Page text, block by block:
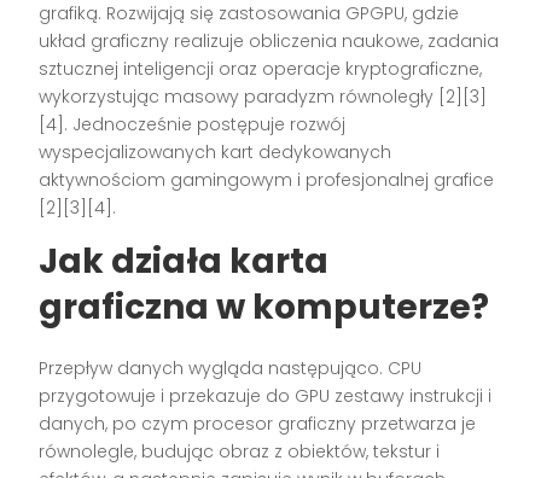
grafiką. Rozwijają się zastosowania GPGPU, gdzie
układ graficzny realizuje obliczenia naukowe, zadania
sztucznej inteligencji oraz operacje kryptograficzne,
wykorzystując masowy paradyzm równoległy [2][3]
[4]. Jednocześnie postępuje rozwój
wyspecjalizowanych kart dedykowanych
aktywnościom gamingowym i profesjonalnej grafice
[2][3][4].
Jak działa karta
graficzna w komputerze?
Przepływ danych wygląda następująco. CPU
przygotowuje i przekazuje do GPU zestawy instrukcji i
danych, po czym procesor graficzny przetwarza je
równolegle, budując obraz z obiektów, tekstur i